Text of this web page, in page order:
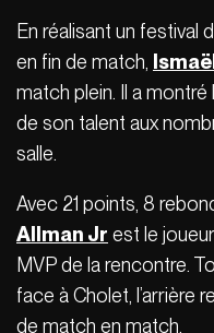
En réalisant un festival
en fin de match,
match plein. Il a
de son talent aux
salle.
Avec 21 points, 8
Allman Jr est le
MVP de la rencontre.
face à Cholet, l’arrière
de match en match.